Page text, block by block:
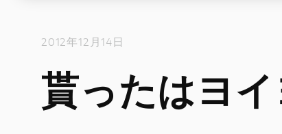
2012年12月14日
貰ったはヨイ